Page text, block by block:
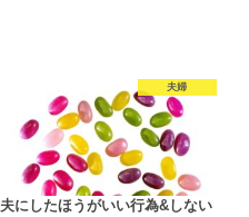
夫婦
夫にしたほうがいい行為&しない